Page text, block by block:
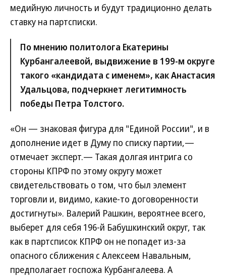
медийную личность и будут традиционно делать
ставку на партсписки.
По мнению политолога Екатерины
Курбангалеевой, выдвижение в 199-м округе
такого «кандидата с именем», как Анастасия
Удальцова, подчеркнет легитимность
победы Петра Толстого.
«Он — знаковая фигура для "Единой России", и в
дополнение идет в Думу по списку партии,—
отмечает эксперт.— Такая долгая интрига со
стороны КПРФ по этому округу может
свидетельствовать о том, что был элемент
торговли и, видимо, какие-то договоренности
достигнуты». Валерий Рашкин, вероятнее всего,
выберет для себя 196-й Бабушкинский округ, так
как в партсписок КПРФ он не попадет из-за
опасного сближения с Алексеем Навальным,
предполагает госпожа Курбангалеева. А